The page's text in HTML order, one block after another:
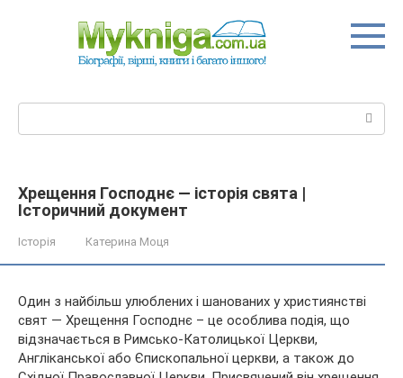
Хрещення Господнє — історія свята |
Історичний документ
Історія Катерина Моця
Один з найбільш улюблених і шанованих у християнстві
свят — Хрещення Господнє – це особлива подія, що
відзначається в Римсько-Католицької Церкви,
Англіканської або Єпископальної церкви, а також до